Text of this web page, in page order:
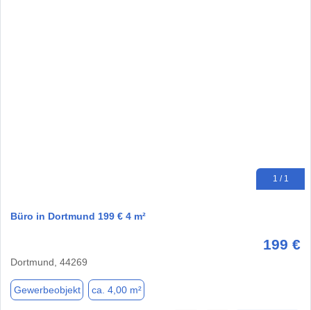
1 / 1
Büro in Dortmund 199 € 4 m²
199 €
Dortmund, 44269
Gewerbeobjekt ca. 4,00 m²